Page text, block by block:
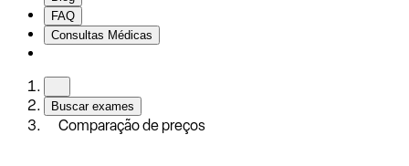
FAQ
Consultas Médicas
Buscar exames
Comparação de preços